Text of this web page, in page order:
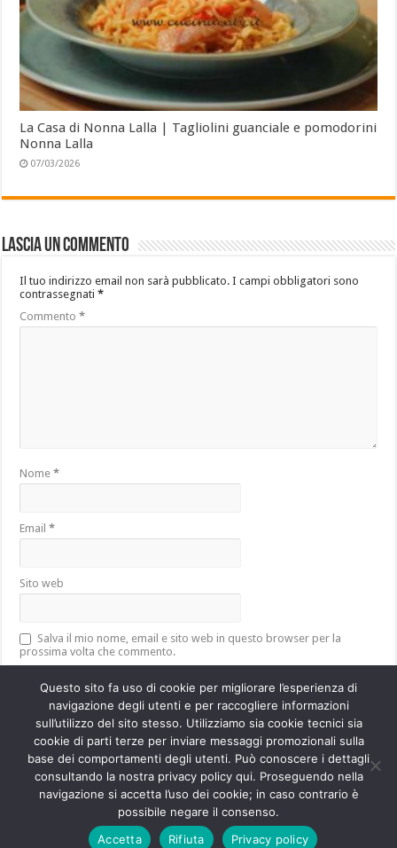
La Casa di Nonna Lalla | Tagliolini guanciale e pomodorini
Nonna Lalla
07/03/2026
Lascia un commento
Il tuo indirizzo email non sarà pubblicato. I campi obbligatori sono
contrassegnati*
Commento*
Nome*
Email*
Sito web
Salva il mio nome, email e sito web in questo browser per la
prossima volta che commento.
Questo sito utilizza Akismet per ridurre lo spam. Scopri come vengono
elaborati i dati derivati dai commenti.
Powered byWordPress| Designed byTieLabs
© Copyright 2026, All Rights Reserved.
Questo sito fa uso di cookie per migliorare l’esperienza di
navigazione degli utenti e per raccogliere informazioni
sull’utilizzo del sito stesso. Utilizziamo sia cookie tecnici sia
cookie di parti terze per inviare messaggi promozionali sulla
base dei comportamenti degli utenti. Può conoscere i dettagli
consultando la nostra privacy policy qui. Proseguendo nella
navigazione si accetta l’uso dei cookie; in caso contrario è
possibile negare il consenso.
Accetta
Rifiuta Privacy policy